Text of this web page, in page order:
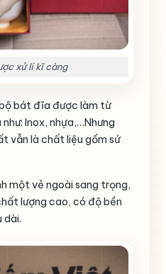
xử lí kĩ càng
bát đĩa được làm từ
Inox, nhựa,…Nhưng
vẫn là chất liệu gốm sứ
một vẻ ngoài sang trọng,
lượng cao, có độ bền
dài.